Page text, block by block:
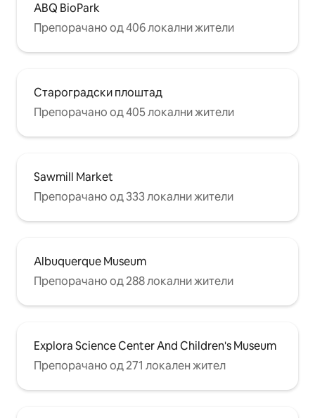
ABQ BioPark
Препорачано од 406 локални жители
Староградски плоштад
Препорачано од 405 локални жители
Sawmill Market
Препорачано од 333 локални жители
Albuquerque Museum
Препорачано од 288 локални жители
Explora Science Center And Children's Museum
Препорачано од 271 локален жител